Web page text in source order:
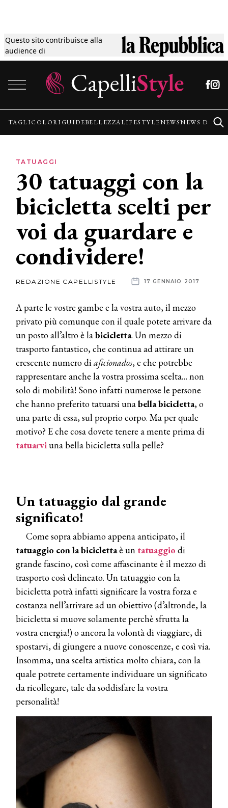
Questo sito contribuisce alla
audience di
Tagli
Colori
Guide
Lifestyle
News
News
TAGLICOLORI GUIDEBELLEZZALIFESTYLENEWSNEWS
TATUAGGI
30 tatuaggi con la
bicicletta scelti per
voi da guardare e
condividere!
REDAZIONE CAPELLISTYLE 17 GENNAIO 2017
A parte le vostre gambe e la vostra auto, il mezzo
privato più comunque con il quale potete arrivare da
un posto all’altro è labicicletta. Un mezzo di
trasporto fantastico, che continua ad attirare un
crescente numero diaficionados, e che potrebbe
rappresentare anche la vostra prossima scelta… non
solo di mobilità! Sono infatti numerose le persone
che hanno preferito tatuarsi unabellabicicletta, o
una parte di essa, sul proprio corpo. Ma per quale
motivo? E che cosa dovete tenere a mente prima di
tatuarviuna bella bicicletta sulla pelle?
Un tatuaggio dal grande
significato!
Come sopra abbiamo appena anticipato, il
tatuaggio con la biciclettaè un tatuaggio di
grande fascino, così come affascinante è il mezzo di
trasporto così delineato. Un tatuaggio con la
bicicletta potrà infatti significare la vostra forza e
costanza nell’arrivare ad un obiettivo (d’altronde, la
bicicletta si muove solamente perchè sfrutta la
vostra energia!) o ancora la volontà di viaggiare, di
spostarvi, di giungere a nuove conoscenze, e così via.
Insomma, una scelta artistica molto chiara, con la
quale potrete certamente individuare un significato
da ricollegare, tale da soddisfare la vostra
personalità!